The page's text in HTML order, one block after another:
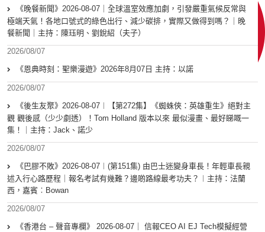
《晚餐新聞》2026-08-07｜全球溫室效應加劇，引發嚴重氣候反常與
極端天氣！各地口號式的綠色出行、減少碳排，實際又做得到嗎？｜晚
餐新聞｜主持：陳珏明、劉銳紹（夫子）
2026/08/07
《恩典時刻：聖樂漫遊》2026年8月07日 主持：以諾
2026/08/07
《後生友聚》2026-08-07︱【第272集】《蜘蛛俠：英雄重生》絕對主
觀 觀後感（少少劇透）！Tom Holland 版本以來 最似漫畫、最好睇嘅一
集！｜主持：Jack、諾少
2026/08/07
《巴膠不敗》2026-08-07︱(第151集) 由巴士迷變身車長！年輕車長親
述入行心路歷程｜報名考試有幾難？邊啲路線最考功夫？︱主持：法蘭
西，嘉賓︰Bowan
2026/08/07
《香港台 – 聲音專欄》 2026-08-07｜ 信報CEO AI EJ Tech模擬經營